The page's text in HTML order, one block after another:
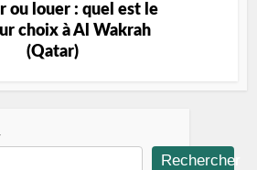
ou louer : quel est le
choix à Al Wakrah
(Qatar)
Rechercher